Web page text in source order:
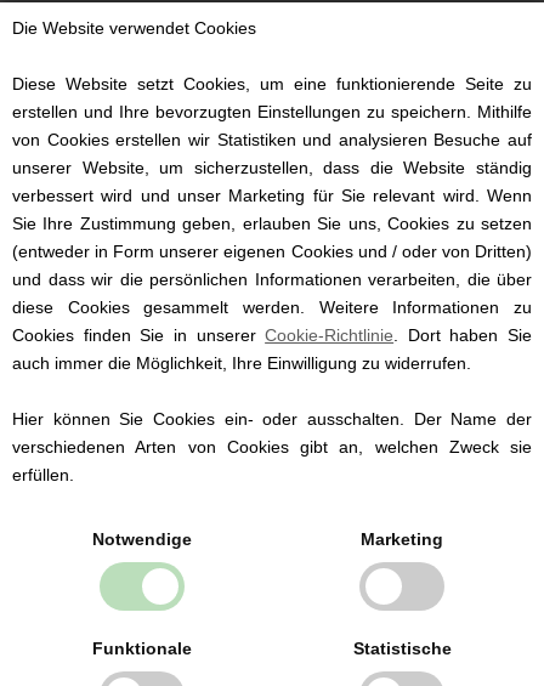
Die Website verwendet Cookies
Diese Website setzt Cookies, um eine funktionierende Seite zu
erstellen und Ihre bevorzugten Einstellungen zu speichern. Mithilfe
von Cookies erstellen wir Statistiken und analysieren Besuche auf
unserer Website, um sicherzustellen, dass die Website ständig
verbessert wird und unser Marketing für Sie relevant wird. Wenn
Sie Ihre Zustimmung geben, erlauben Sie uns, Cookies zu setzen
(entweder in Form unserer eigenen Cookies und / oder von Dritten)
und dass wir die persönlichen Informationen verarbeiten, die über
diese Cookies gesammelt werden. Weitere Informationen zu
Cookies finden Sie in unsererCookie-Richtlinie . Dort haben Sie
auch immer die Möglichkeit, Ihre Einwilligung zu widerrufen.
Hier können Sie Cookies ein- oder ausschalten. Der Name der
verschiedenen Arten von Cookies gibt an, welchen Zweck sie
erfüllen.
Notwendige Marketing
Funktionale Statistische
Bescheid
Babysutten.de
Glarmestervej 7
DK-6800 Varde
CVR: 30209648
service@babysutten.de